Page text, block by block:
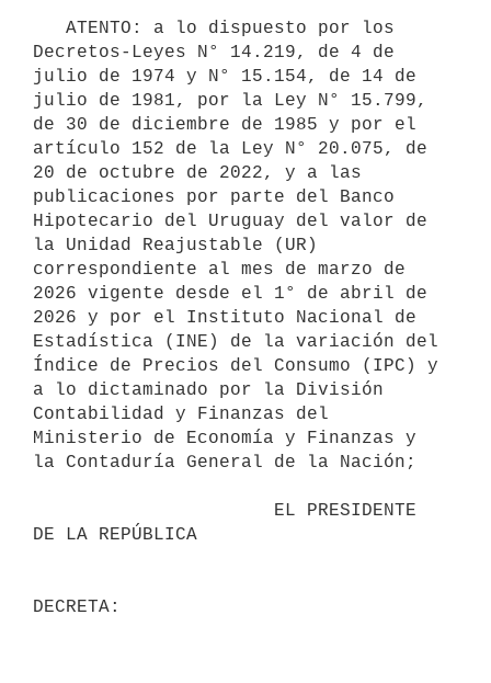
Decretos-Leyes N° 14.219, de 4 de
julio de 1974 y N° 15.154, de 14 de
julio de 1981, por la Ley N° 15.799,
de 30 de diciembre de 1985 y por el
artículo 152 de la Ley N° 20.075, de
20 de octubre de 2022, y a las
publicaciones por parte del Banco
Hipotecario del Uruguay del valor de
la Unidad Reajustable (UR)
correspondiente al mes de marzo de
2026 vigente desde el 1° de abril de
2026 y por el Instituto Nacional de
Estadística (INE) de la variación del
Índice de Precios del Consumo (IPC) y
a lo dictaminado por la División
Contabilidad y Finanzas del
Ministerio de Economía y Finanzas y
la Contaduría General de la Nación;
DE LA REPÚBLICA